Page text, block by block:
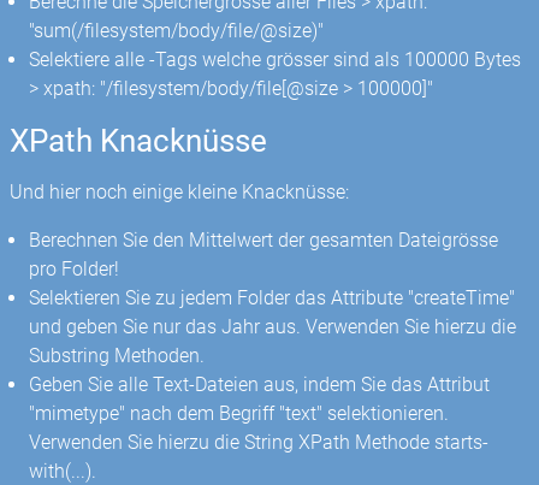
"sum(/filesystem/body/file/@size)"
Selektiere alle-Tags welche grösser sind als 100000 Bytes
> xpath: "/filesystem/body/file[@size > 100000]"
XPath Knacknüsse
Und hier noch einige kleine Knacknüsse:
Berechnen Sie den Mittelwert der gesamten Dateigrösse
pro Folder!
Selektieren Sie zu jedem Folder das Attribute "createTime"
und geben Sie nur das Jahr aus. Verwenden Sie hierzu die
Substring Methoden.
Geben Sie alle Text-Dateien aus, indem Sie das Attribut
"mimetype" nach dem Begriff "text" selektionieren.
Verwenden Sie hierzu die String XPath Methode starts-
with(...).